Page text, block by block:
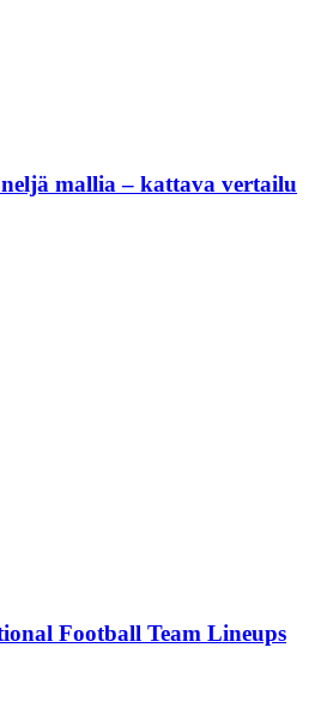
mallia – kattava vertailu
Football Team Lineups